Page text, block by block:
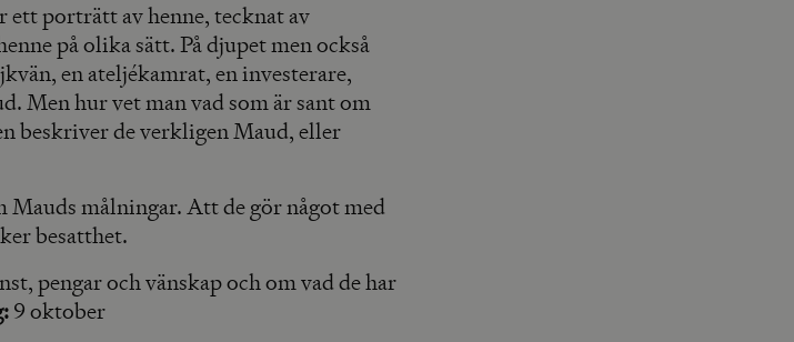
porträtt av henne, tecknat av
på olika sätt. På djupet men också
en ateljékamrat, en investerare,
Men hur vet man vad som är sant om
beskriver de verkligen Maud, eller
Mauds målningar. Att de gör något med
besatthet.
pengar och vänskap och om vad de har
9 oktober